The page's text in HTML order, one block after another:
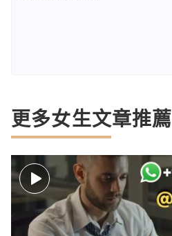
更多女生文章推薦